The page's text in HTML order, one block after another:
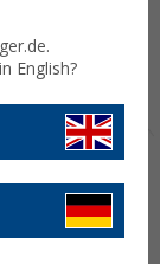
English?